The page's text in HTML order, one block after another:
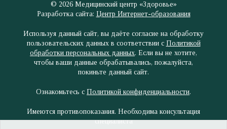
© 2026 Медицинский центр «Здоровье»
Разработка сайта: Центр Интернет-образования
Используя данный сайт, вы даёте согласие на обработку
пользовательских данных в соответствии с Политикой
обработки персональных данных. Если вы не хотите,
чтобы ваши данные обрабатывались, пожалуйста,
покиньте данный сайт.
Ознакомьтесь с Политикой конфиденциальности.
Имеются противопоказания. Необходима консультация
специалиста